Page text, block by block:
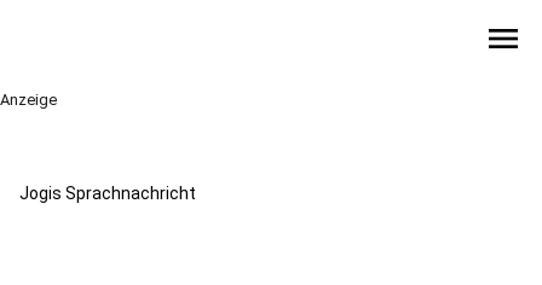
menu
Anzeige
Jogis Sprachnachricht